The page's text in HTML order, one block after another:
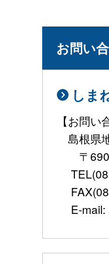
お問い
しま
【お問い
島根県
〒690-
E-mail: